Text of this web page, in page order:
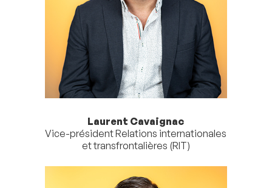
Laurent Cavaignac
Vice-président Relations internationales
et transfrontalières (RIT)